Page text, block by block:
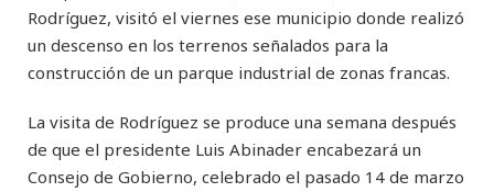
Rodríguez, visitó el viernes ese municipio donde realizó
un descenso en los terrenos señalados para la
construcción de un parque industrial de zonas francas.
La visita de Rodríguez se produce una semana después
de que el presidente Luis Abinader encabezará un
Consejo de Gobierno, celebrado el pasado 14 de marzo